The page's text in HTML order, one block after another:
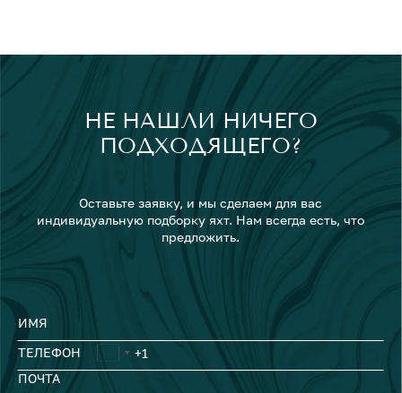
НЕ НАШЛИ НИЧЕГО
ПОДХОДЯЩЕГО?
Оставьте заявку, и мы сделаем для вас
индивидуальную подборку яхт. Нам всегда есть, что
предложить.
ИМЯ
ТЕЛЕФОН
ПОЧТА